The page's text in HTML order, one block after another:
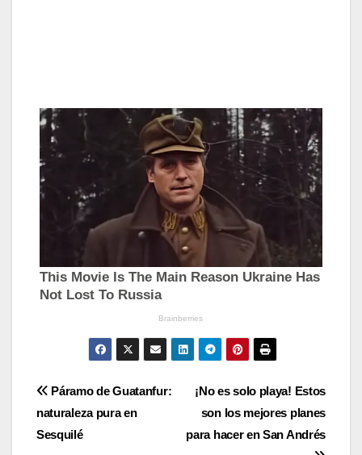
Navegación
de
¡No es solo playa! Estos
son los mejores planes
para hacer en San Andrés
Páramo de Guatanfur:
naturaleza pura en
Sesquilé